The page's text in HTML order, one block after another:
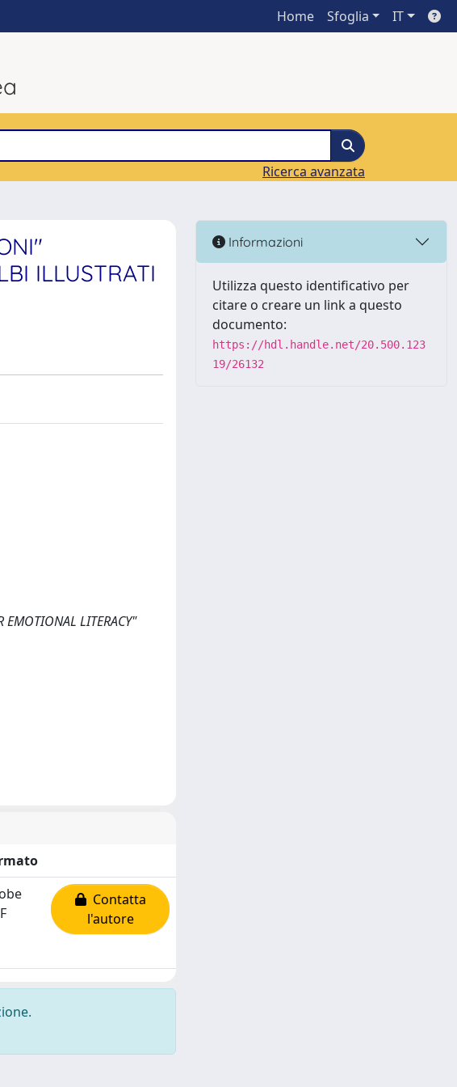
Home Sfoglia IT
Ricerca avanzata
ILLUSTRATI
EMOTIONAL LITERACY"
Contatta
l'autore
Informazioni
Utilizza questo identificativo per
citare o creare un link a questo
documento:
https://hdl.handle.net/20.500.123
19/26132